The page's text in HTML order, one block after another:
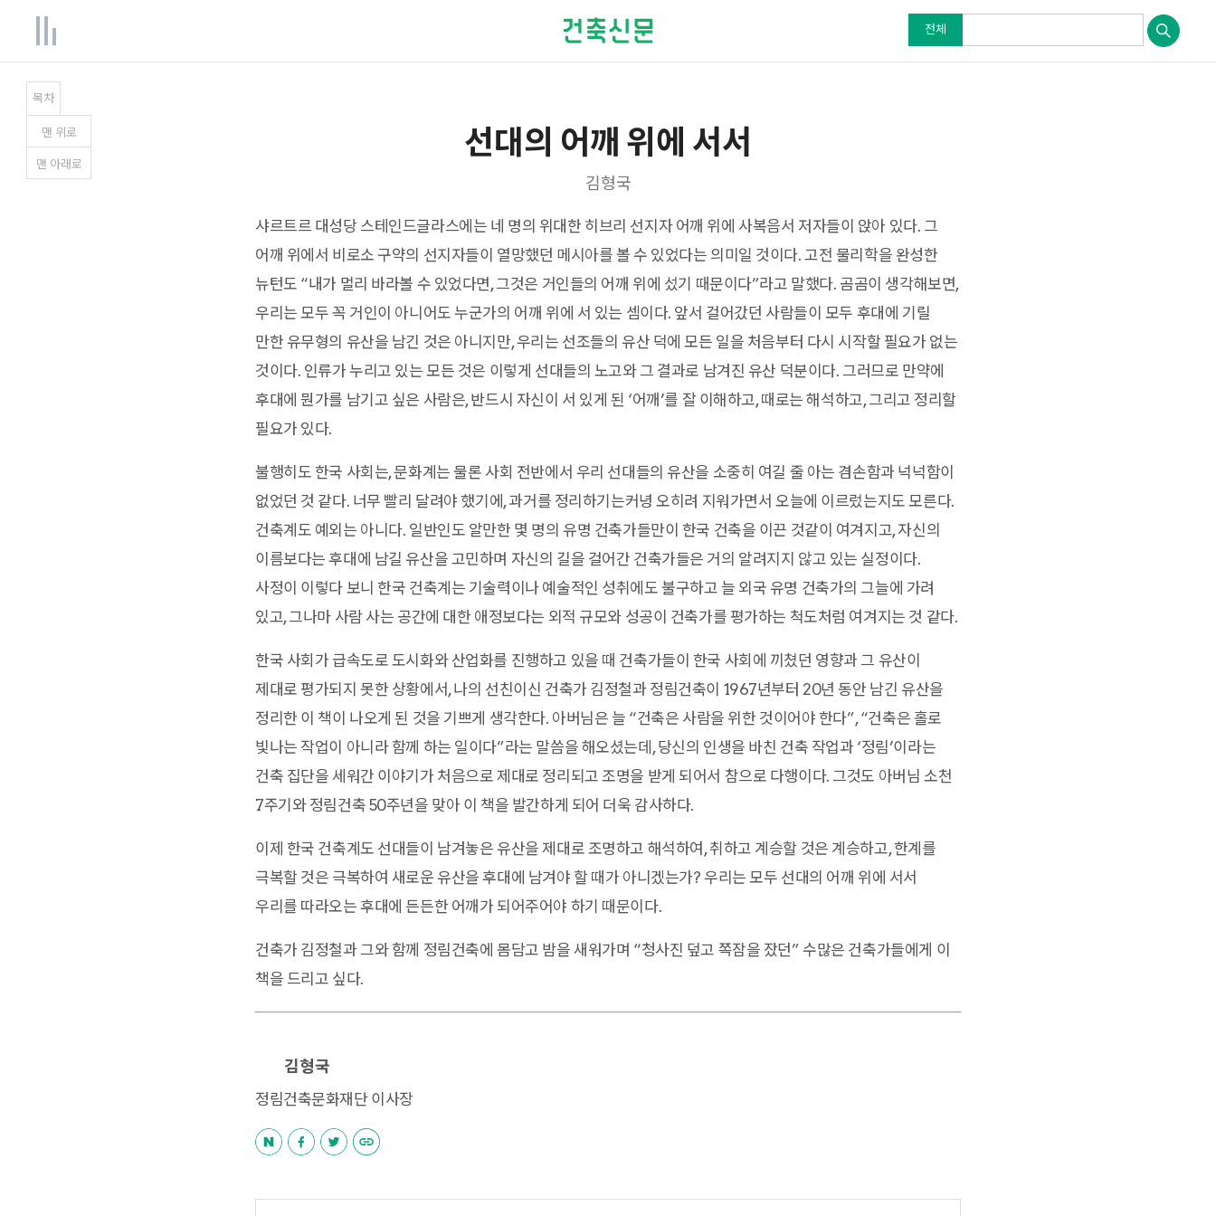
전체
목차
선대의 어깨 위에 서서
김형국
샤르트르 대성당 스테인드글라스에는 네 명의 위대한 히브리 선지자 어깨 위에 사복음서 저자들이 앉아 있다. 그
어깨 위에서 비로소 구약의 선지자들이 열망했던 메시아를 볼 수 있었다는 의미일 것이다. 고전 물리학을 완성한
뉴턴도 “내가 멀리 바라볼 수 있었다면, 그것은 거인들의 어깨 위에 섰기 때문이다”라고 말했다. 곰곰이 생각해보면,
우리는 모두 꼭 거인이 아니어도 누군가의 어깨 위에 서 있는 셈이다. 앞서 걸어갔던 사람들이 모두 후대에 기릴
만한 유무형의 유산을 남긴 것은 아니지만, 우리는 선조들의 유산 덕에 모든 일을 처음부터 다시 시작할 필요가 없는
것이다. 인류가 누리고 있는 모든 것은 이렇게 선대들의 노고와 그 결과로 남겨진 유산 덕분이다. 그러므로 만약에
후대에 뭔가를 남기고 싶은 사람은, 반드시 자신이 서 있게 된 ‘어깨’를 잘 이해하고, 때로는 해석하고, 그리고 정리할
필요가 있다.
불행히도 한국 사회는, 문화계는 물론 사회 전반에서 우리 선대들의 유산을 소중히 여길 줄 아는 겸손함과 넉넉함이
없었던 것 같다. 너무 빨리 달려야 했기에, 과거를 정리하기는커녕 오히려 지워가면서 오늘에 이르렀는지도 모른다.
건축계도 예외는 아니다. 일반인도 알만한 몇 명의 유명 건축가들만이 한국 건축을 이끈 것같이 여겨지고, 자신의
이름보다는 후대에 남길 유산을 고민하며 자신의 길을 걸어간 건축가들은 거의 알려지지 않고 있는 실정이다.
사정이 이렇다 보니 한국 건축계는 기술력이나 예술적인 성취에도 불구하고 늘 외국 유명 건축가의 그늘에 가려
있고, 그나마 사람 사는 공간에 대한 애정보다는 외적 규모와 성공이 건축가를 평가하는 척도처럼 여겨지는 것 같다.
한국 사회가 급속도로 도시화와 산업화를 진행하고 있을 때 건축가들이 한국 사회에 끼쳤던 영향과 그 유산이
제대로 평가되지 못한 상황에서, 나의 선친이신 건축가 김정철과 정림건축이 1967년부터 20년 동안 남긴 유산을
정리한 이 책이 나오게 된 것을 기쁘게 생각한다. 아버님은 늘 “건축은 사람을 위한 것이어야 한다”, “건축은 홀로
빛나는 작업이 아니라 함께 하는 일이다”라는 말씀을 해오셨는데, 당신의 인생을 바친 건축 작업과 ‘정림’이라는
건축 집단을 세워간 이야기가 처음으로 제대로 정리되고 조명을 받게 되어서 참으로 다행이다. 그것도 아버님 소천
7주기와 정림건축 50주년을 맞아 이 책을 발간하게 되어 더욱 감사하다.
이제 한국 건축계도 선대들이 남겨놓은 유산을 제대로 조명하고 해석하여, 취하고 계승할 것은 계승하고, 한계를
극복할 것은 극복하여 새로운 유산을 후대에 남겨야 할 때가 아니겠는가? 우리는 모두 선대의 어깨 위에 서서
우리를 따라오는 후대에 든든한 어깨가 되어주어야 하기 때문이다.
건축가 김정철과 그와 함께 정림건축에 몸담고 밤을 새워가며 “청사진 덮고 쪽잠을 잤던” 수많은 건축가들에게 이
책을 드리고 싶다.
김형국
정림건축문화재단 이사장
맨 위 로
맨 아래로